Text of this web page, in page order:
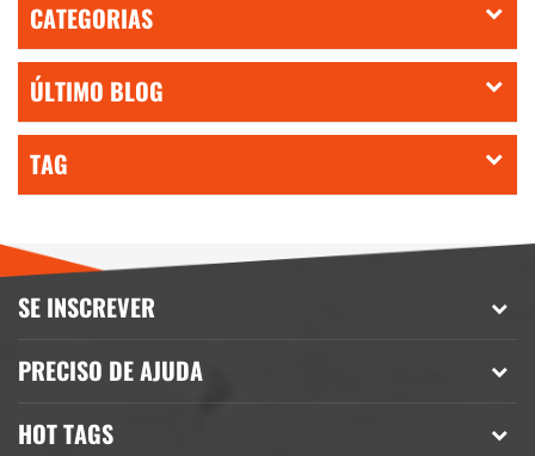
CATEGORIAS
ÚLTIMO BLOG
TAG
SE INSCREVER
PRECISO DE AJUDA
HOT TAGS